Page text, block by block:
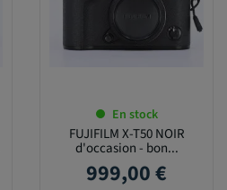
En stock
FUJIFILM X-T50 NOIR
d'occasion - bon...
Prix
999,00 €